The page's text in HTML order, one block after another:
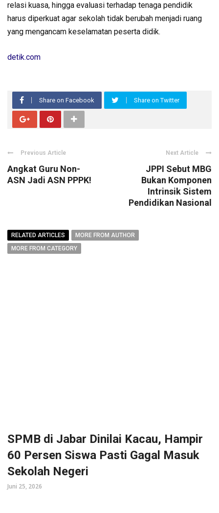
relasi kuasa, hingga evaluasi terhadap tenaga pendidik
harus diperkuat agar sekolah tidak berubah menjadi ruang
yang mengancam keselamatan peserta didik.
detik.com
Share on Facebook Share on Twitter
Previous Article
Angkat Guru Non-
ASN Jadi ASN PPPK!
Next Article
JPPI Sebut MBG
Bukan Komponen
Intrinsik Sistem
Pendidikan Nasional
RELATED ARTICLES
MORE FROM AUTHOR
MORE FROM CATEGORY
SPMB di Jabar Dinilai Kacau, Hampir
60 Persen Siswa Pasti Gagal Masuk
Sekolah Negeri
Juni 25, 2026